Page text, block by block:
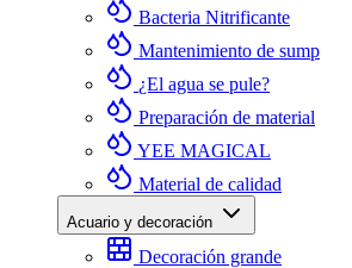
Bacteria Nitrificante
Mantenimiento de sump
¿El agua se pule?
Preparación de material
YEE MAGICAL
Material de calidad
Acuario y decoración
Decoración grande